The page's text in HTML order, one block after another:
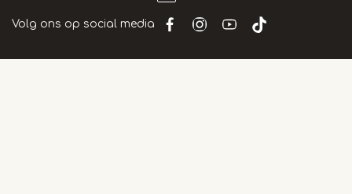
Volg ons op social media